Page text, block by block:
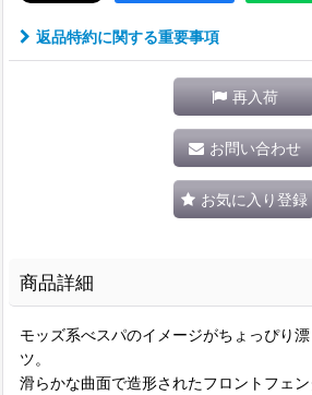
返品特約に関する重要事項
再入荷
お問い合わせ
お気に入り登録
商品詳細
モッズ系べスパのイメージがちょっぴり
ツ。
滑らかな曲面で造形されたフロントフェン